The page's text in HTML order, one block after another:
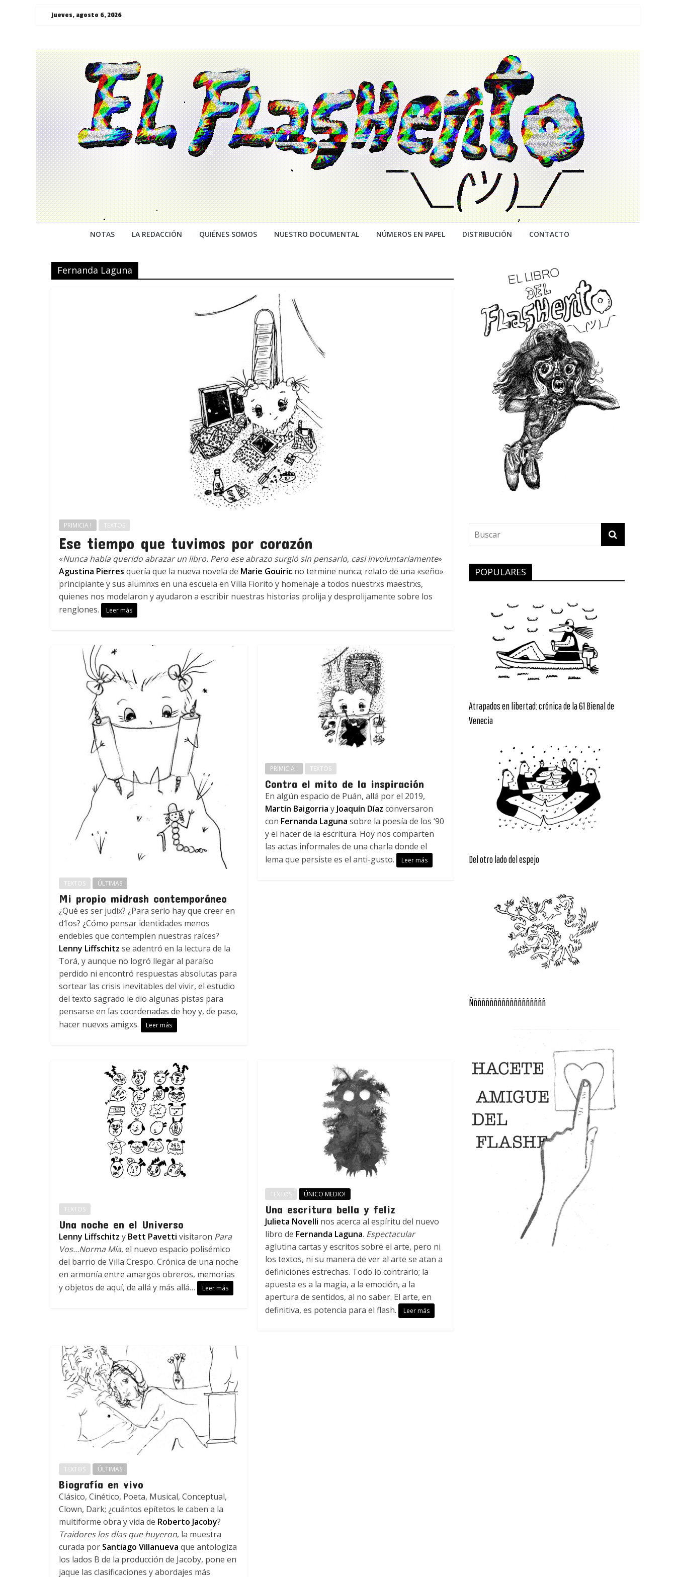
Saltarjueves, agosto 6, 2026
¯\_(ツ)_/
¯
NOTAS LA REDACCIÓN QUIÉNES SOMOS NUESTRO DOCUMENTAL NÚMEROS EN PAPEL DISTRIBUCIÓN CONTACTO
Fernanda Laguna
PRIMICIA ! TEXTOS
Ese tiempo que tuvimos por corazón
«Nunca había querido abrazar un libro. Pero ese abrazo surgió sin pensarlo, casi involuntariamente»
Agustina Pierres quería que la nueva novela de Marie Gouiric no termine nunca; relato de una «seño»
principiante y sus alumnxs en una escuela en Villa Fiorito y homenaje a todos nuestrxs maestrxs,
quienes nos modelaron y ayudaron a escribir nuestras historias prolija y desprolijamente sobre los
renglones.
Leer más
TEXTOS ÚLTIMAS
Mi propio midrash contemporáneo
¿Qué es ser judíx? ¿Para serlo hay que creer en
d1os? ¿Cómo pensar identidades menos
endebles que contemplen nuestras raíces?
Lenny Liffschitz se adentró en la lectura de la
Torá, y aunque no logró llegar al paraíso
perdido ni encontró respuestas absolutas para
sortear las crisis inevitables del vivir, el estudio
del texto sagrado le dio algunas pistas para
pensarse en las coordenadas de hoy y, de paso,
hacer nuevxs amigxs.
Leer más
PRIMICIA ! TEXTOS
Contra el mito de la inspiración
En algún espacio de Puán, allá por el 2019,
Martín Baigorria y Joaquín Díaz conversaron
con Fernanda Laguna sobre la poesía de los ‘90
y el hacer de la escritura. Hoy nos comparten
las actas informales de una charla donde el
lema que persiste es el anti-gusto.
Leer más
TEXTOS
Una noche en el Universo
Lenny Liffschitz y Bett Pavetti visitaron Para
Vos…Norma Mía, el nuevo espacio polisémico
del barrio de Villa Crespo. Crónica de una noche
en armonía entre amargos obreros, memorias
y objetos de aquí, de allá y más allá…
Leer más
TEXTOS ÚNICO MEDIO!
Una escritura bella y feliz
Julieta Novelli nos acerca al espíritu del nuevo
libro de Fernanda Laguna. Espectacular
aglutina cartas y escritos sobre el arte, pero ni
los textos, ni su manera de ver al arte se atan a
definiciones estrechas. Todo lo contrario; la
apuesta es a la magia, a la emoción, a la
apertura de sentidos, al no saber. El arte, en
definitiva, es potencia para el flash.
Leer más
TEXTOS ÚLTIMAS
Biografía en vivo
Clásico, Cinético, Poeta, Musical, Conceptual,
Clown, Dark; ¿cuántos epítetos le caben a la
multiforme obra y vida de Roberto Jacoby?
Traidores los días que huyeron, la muestra
curada por Santiago Villanueva que antologiza
los lados B de la producción de Jacoby, pone en
jaque las clasificaciones y abordajes más
POPULARES
Atrapados en libertad: crónica de la 61 Bienal de
Venecia
Del otro lado del espejo
Ñññññññññññññññññññ